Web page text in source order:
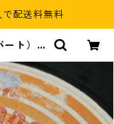
配送料無料
ート） -